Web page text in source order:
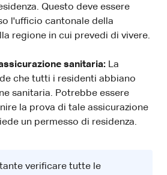
Questo deve essere
l'ufficio cantonale della
regione in cui prevedi di vivere.
sanitaria: La
che tutti i residenti abbiano
sanitaria. Potrebbe essere
la prova di tale assicurazione
un permesso di residenza.
verificare tutte le